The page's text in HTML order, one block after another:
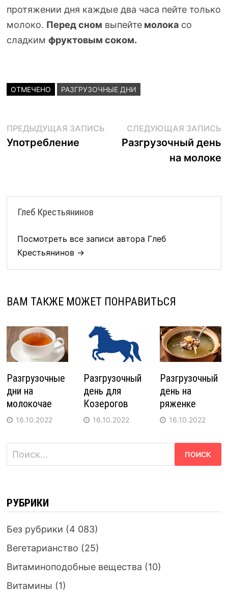
протяжении дня каждые два часа пейте только
молоко. Перед сном выпейтемолокасо
сладким фруктовым соком.
ОТМЕЧЕНО РАЗГРУЗОЧНЫЕ ДНИ
Навигация
по
ПРЕДЫДУЩАЯ ЗАПИСЬПредыдущая
запись:
Употребление
СЛЕДУЮЩАЯ ЗАПИСЬ
Разгрузочный день
на молоке
Глеб Крестьянинов
Посмотреть все записи автора Глеб
Крестьянинов →
ВАМ ТАКЖЕ МОЖЕТ ПОНРАВИТЬСЯ
Разгрузочные
дни на
молокочае
16.10.2022
Разгрузочный
день для
Козерогов
16.10.2022
Разгрузочный
день на
ряженке
16.10.2022
Найти:
РУБРИКИ
Без рубрики (4 083)
Вегетарианство (25)
Витаминоподобные вещества (10)
Витамины (1)